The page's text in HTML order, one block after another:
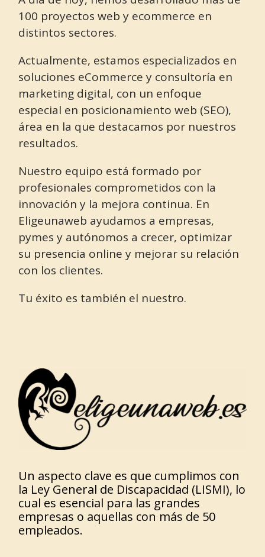
100 proyectos web y ecommerce en
distintos sectores.
Actualmente, estamos especializados en
soluciones eCommerce y consultoría en
marketing digital, con un enfoque
especial en posicionamiento web (SEO),
área en la que destacamos por nuestros
resultados.
Nuestro equipo está formado por
profesionales comprometidos con la
innovación y la mejora continua. En
Eligeunaweb ayudamos a empresas,
pymes y autónomos a crecer, optimizar
su presencia online y mejorar su relación
con los clientes.
Tu éxito es también el nuestro.
Un aspecto clave es que cumplimos con
la Ley General de Discapacidad (LISMI), lo
cual es esencial para las grandes
empresas o aquellas con más de 50
empleados.